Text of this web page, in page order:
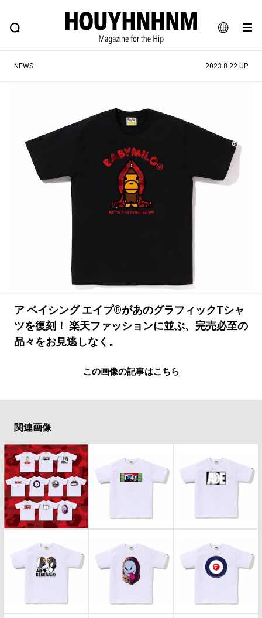
JA
EN
FEATURE BLOG SNAP
ヒップなファッション、カルチャー、ライフスタイルWEBマガジン
#SHOPPING ADDICT #憧れの逸品
#ESSENTIAL DESIGNS #古着サミット
#NEW VINTAGE #マイナーグッド図鑑
#路地裏てぃーん。 #MONTHLY JOURNAL
#GH 銘品の所以 #フイナムのYouTube
#LIFESTYLE
NEWS 2023.8.22 UP
ア ベイシング エイプ®があのグラフィックTシャ
ツを復刻！ 楽天ファッションに並ぶ、完売必至の
品々をお見逃しなく。
この画像の記事はこちら
関連画像